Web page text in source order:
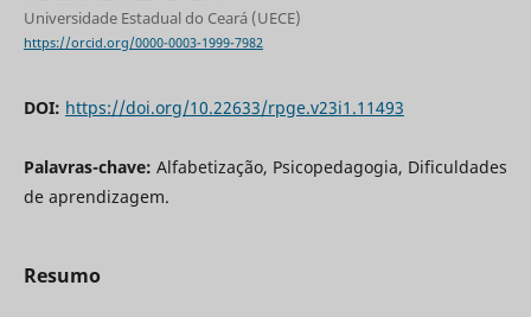
Universidade Estadual do Ceará (UECE)
https://orcid.org/0000-0003-1999-7982
DOI: https://doi.org/10.22633/rpge.v23i1.11493
Palavras-chave: Alfabetização, Psicopedagogia, Dificuldades
de aprendizagem.
Resumo